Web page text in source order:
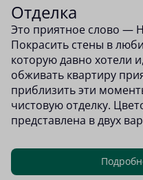
Отделка
Это приятное слово —
Покрасить стены в
которую давно хотели
обживать квартиру
приблизить эти
чистовую отделку.
представлена в двух